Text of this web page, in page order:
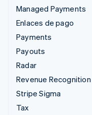
Managed Payments
Enlaces de pago
Payments
Payouts
Radar
Revenue Recognition
Stripe Sigma
Tax